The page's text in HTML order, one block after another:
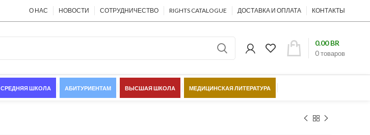
О НАС НОВОСТИ СОТРУДНИЧЕСТВО RIGHTS CATALOGUE ДОСТАВКА И ОПЛАТА КОНТАКТЫ
0товаров
0.00BR
СРЕДНЯЯ ШКОЛА АБИТУРИЕНТАМ ВЫСШАЯ ШКОЛА МЕДИЦИНСКАЯ ЛИТЕРАТУРА